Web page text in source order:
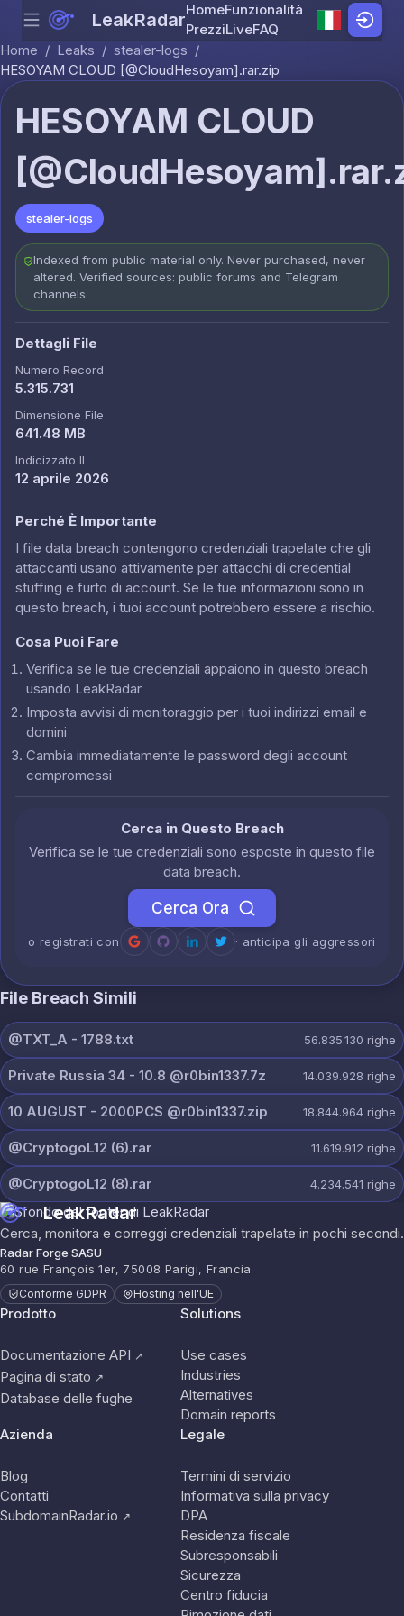
Skip to content
Menu LeakRadarHomeFunzionalità
PrezziLiveFAQ
Home / Leaks / stealer-logs /
HESOYAM CLOUD [@CloudHesoyam].rar.zip
HESOYAM CLOUD
stealer-logs
Indexed from public material only. Never purchased, never
altered. Verified sources: public forums and Telegram
channels.
Dettagli File
Numero Record
5.315.731
Dimensione File
641.48 MB
Indicizzato Il
12 aprile 2026
Perché È Importante
I file data breach contengono credenziali trapelate che gli
attaccanti usano attivamente per attacchi di credential
stuffing e furto di account. Se le tue informazioni sono in
questo breach, i tuoi account potrebbero essere a rischio.
Cosa Puoi Fare
Verifica se le tue credenziali appaiono in questo breach
usando LeakRadar
Imposta avvisi di monitoraggio per i tuoi indirizzi email e
domini
Cambia immediatamente le password degli account
compromessi
Cerca in Questo Breach
Verifica se le tue credenziali sono esposte in questo file
data breach.
Cerca Ora
o registrati con · anticipa gli aggressori
File Breach Simili
@TXT_A - 1788.txt 56.835.130 righe
Private Russia 34 - 10.8 @r0bin1337.7z 14.039.928 righe
10 AUGUST - 2000PCS @r0bin1337.zip 18.844.964 righe
@CryptogoL12 (6).rar 11.619.912 righe
@CryptogoL12 (8).rar 4.234.541 righe
LeakRadar
Cerca, monitora e correggi credenziali trapelate in pochi secondi.
Radar Forge SASU
60 rue François 1er, 75008 Parigi, Francia
Conforme GDPR Hosting nell'UE
Prodotto
Documentazione API ↗
Pagina di stato ↗
Database delle fughe
Solutions
Use cases
Industries
Alternatives
Domain reports
Azienda
Blog
Contatti
SubdomainRadar.io ↗
Legale
Termini di servizio
Informativa sulla privacy
DPA
Residenza fiscale
Subresponsabili
Sicurezza
Centro fiducia